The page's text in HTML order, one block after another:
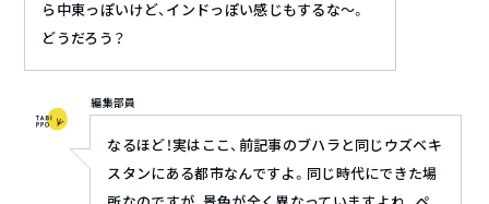
ら中東っぽいけど、インドっぽい感じもするな〜。
どうだろう？
編集部員
なるほど！実はここ、前記事のブハラと同じウズベキ
スタンにある都市なんですよ。同じ時代にできた場